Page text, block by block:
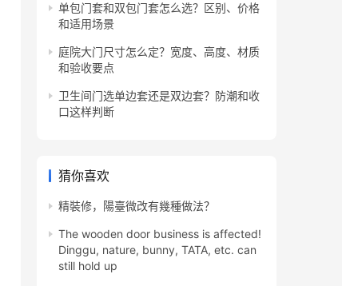
单包门套和双包门套怎么选？区别、价格
和适用场景
庭院大门尺寸怎么定？宽度、高度、材质
和验收要点
卫生间门选单边套还是双边套？防潮和收
口这样判断
猜你喜欢
精裝修，陽臺微改有幾種做法？
The wooden door business is affected!
Dinggu, nature, bunny, TATA, etc. can
still hold up